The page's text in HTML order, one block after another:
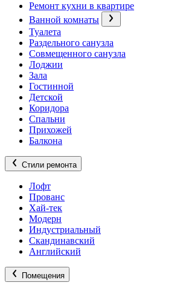
Ремонт кухни в квартире
Ванной комнаты
Туалета
Раздельного санузла
Совмещенного санузла
Лоджии
Зала
Гостинной
Детской
Коридора
Спальни
Прихожей
Балкона
Стили ремонта
Лофт
Прованс
Хай-тек
Модерн
Индустриальный
Скандинавский
Английский
Помещения